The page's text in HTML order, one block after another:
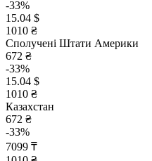
-33%
15.04 $
1010 ₴
Сполучені Штати Америки
672 ₴
-33%
15.04 $
1010 ₴
Казахстан
672 ₴
-33%
7099 ₸